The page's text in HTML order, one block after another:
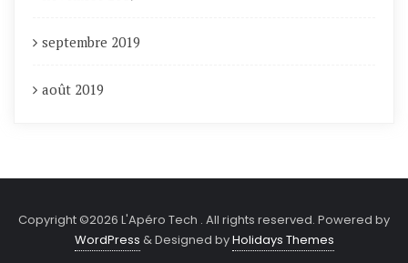
septembre 2019
août 2019
Copyright ©2026 L'Apéro Tech . All rights reserved. Powered by
WordPress &Designed byHolidays Themes